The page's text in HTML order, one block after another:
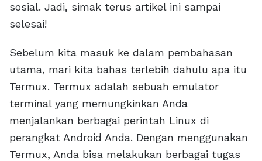
sosial. Jadi, simak terus artikel ini sampai
selesai!
Sebelum kita masuk ke dalam pembahasan
utama, mari kita bahas terlebih dahulu apa itu
Termux. Termux adalah sebuah emulator
terminal yang memungkinkan Anda
menjalankan berbagai perintah Linux di
perangkat Android Anda. Dengan menggunakan
Termux, Anda bisa melakukan berbagai tugas